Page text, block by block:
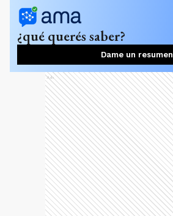
¿qué querés saber?
Dame un resumen
Ads